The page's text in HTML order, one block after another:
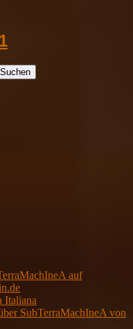
auf
Italiana
SubTerraMachIneA von